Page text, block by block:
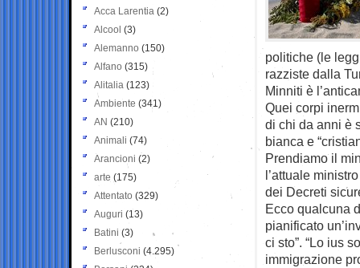
politiche (le
razziste dalla
Minniti è
Quei corpi
di chi da anni è
bianca e
Prendiamo il
l’attuale
dei Decreti
Ecco qualcuna
pianificato
ci sto”. “Lo ius
immigrazione
Acca Larentia (2)
Alcool (3)
Alemanno (150)
Alfano (315)
Alitalia (123)
Ambiente (341)
AN (210)
Animali (74)
Arancioni (2)
arte (175)
Attentato (329)
Auguri (13)
Batini (3)
Berlusconi (4.295)